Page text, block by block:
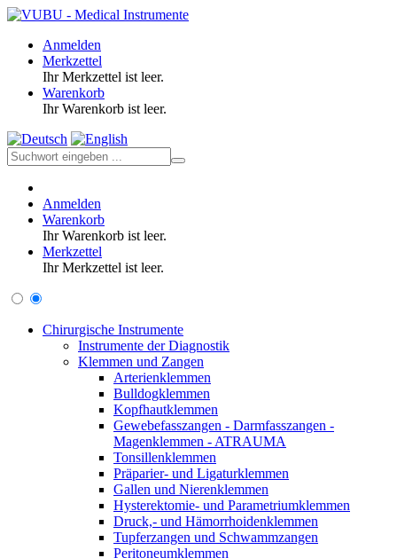
Anmelden
Merkzettel
Ihr Merkzettel ist leer.
Warenkorb
Ihr Warenkorb ist leer.
Anmelden
Warenkorb
Ihr Warenkorb ist leer.
Merkzettel
Ihr Merkzettel ist leer.
Chirurgische Instrumente
Instrumente der Diagnostik
Klemmen und Zangen
Arterienklemmen
Bulldogklemmen
Kopfhautklemmen
Gewebefasszangen - Darmfasszangen -
Magenklemmen - ATRAUMA
Tonsillenklemmen
Präparier- und Ligaturklemmen
Gallen und Nierenklemmen
Hysterektomie- und Parametriumklemmen
Druck,- und Hämorrhoidenklemmen
Tupferzangen und Schwammzangen
Peritoneumklemmen